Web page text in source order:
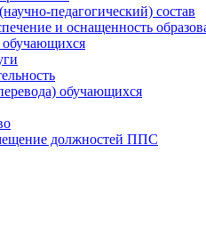
педагогический) состав
и оснащенность
обучающихся
должностей ППС